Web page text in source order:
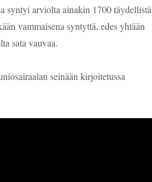
syntyi arviolta ainakin 1700 täydellistä
vammaisena syntyttä, edes yhtään
sata vauvaa.
seinään kirjoitetussa